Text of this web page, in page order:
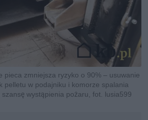
pieca zmniejsza ryzyko o 90% – usuwanie
pelletu w podajniku i komorze spalania
wystąpienia pożaru, fot. lusia599